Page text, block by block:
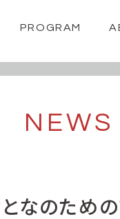
PROGRAM
NEWS
なのため